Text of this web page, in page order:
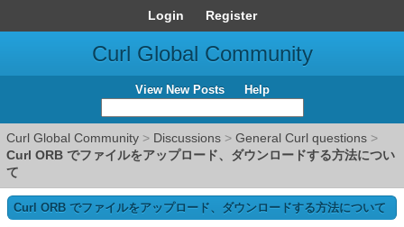
Login Register
Curl Global Community
View New Posts Help
Curl Global Community > Discussions > General Curl questions >
Curl ORB でファイルをアップロード、ダウンロードする方法につい
て
Curl ORB でファイルをアップロード、ダウンロードする方法について